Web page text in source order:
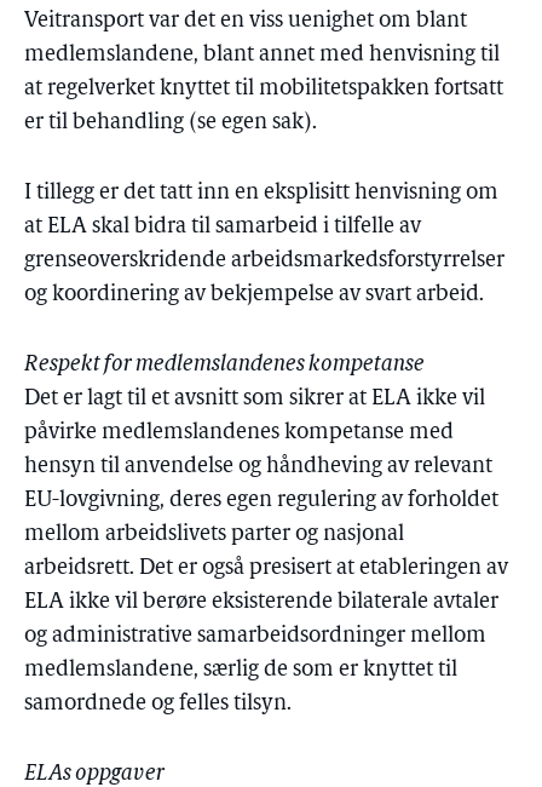
Veitransport var det en viss uenighet om blant
medlemslandene, blant annet med henvisning til
at regelverket knyttet til mobilitetspakken fortsatt
er til behandling (se egen sak).
I tillegg er det tatt inn en eksplisitt henvisning om
at ELA skal bidra til samarbeid i tilfelle av
grenseoverskridende arbeidsmarkedsforstyrrelser
og koordinering av bekjempelse av svart arbeid.
Respekt for medlemslandenes kompetanse
Det er lagt til et avsnitt som sikrer at ELA ikke vil
påvirke medlemslandenes kompetanse med
hensyn til anvendelse og håndheving av relevant
EU-lovgivning, deres egen regulering av forholdet
mellom arbeidslivets parter og nasjonal
arbeidsrett. Det er også presisert at etableringen av
ELA ikke vil berøre eksisterende bilaterale avtaler
og administrative samarbeidsordninger mellom
medlemslandene, særlig de som er knyttet til
samordnede og felles tilsyn.
ELAs oppgaver